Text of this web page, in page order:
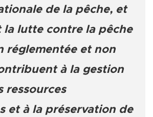
de la pêche, et
la lutte contre la pêche
réglementée et non
à la gestion
ressources
et à la préservation de